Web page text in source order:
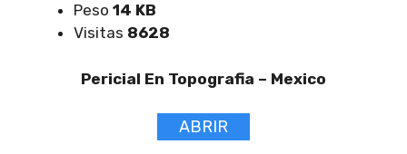
Peso 14 KB
Visitas 8628
Pericial En Topografia – Mexico
ABRIR